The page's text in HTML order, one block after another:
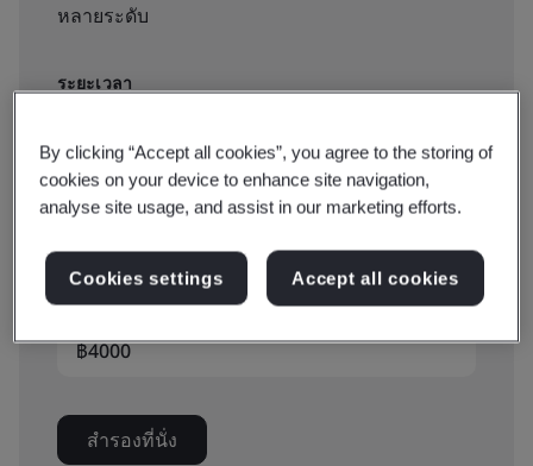
หลายระดับ
ระยะเวลา
Virtual classroom
฿4000
สำรองที่นั่ง
By clicking “Accept all cookies”, you agree to the storing of
cookies on your device to enhance site navigation,
analyse site usage, and assist in our marketing efforts.
Cookies settings Accept all cookies